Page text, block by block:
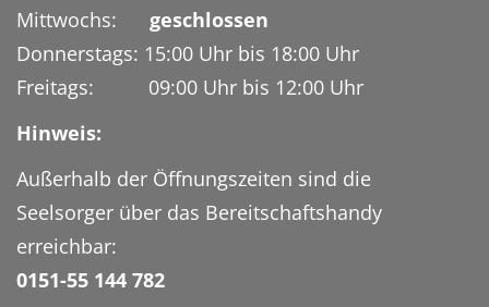
Mittwochs: geschlossen
Donnerstags: 15:00 Uhr bis 18:00 Uhr
Freitags: 09:00 Uhr bis 12:00 Uhr
Hinweis:
Außerhalb der Öffnungszeiten sind die
Seelsorger über das Bereitschaftshandy
erreichbar:
0151-55 144 782